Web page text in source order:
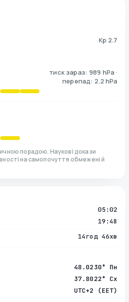
Kp 2.7
тиск зараз: 989 hPa ·
перепад: 2.2 hPa
порадою. Наукові докази
на самопочуття обмежені й
05:02
19:48
14год 46хв
48.0230° Пн
37.8022° Сх
UTC+2 (EET)